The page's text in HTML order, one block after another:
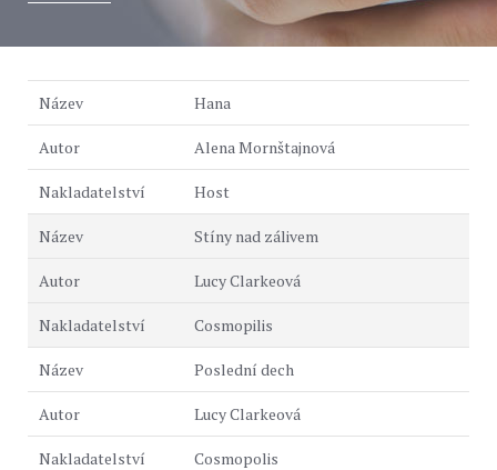
Hana
Alena Mornštajnová
Host
Stíny nad zálivem
Lucy Clarkeová
Cosmopilis
Poslední dech
Lucy Clarkeová
Cosmopolis